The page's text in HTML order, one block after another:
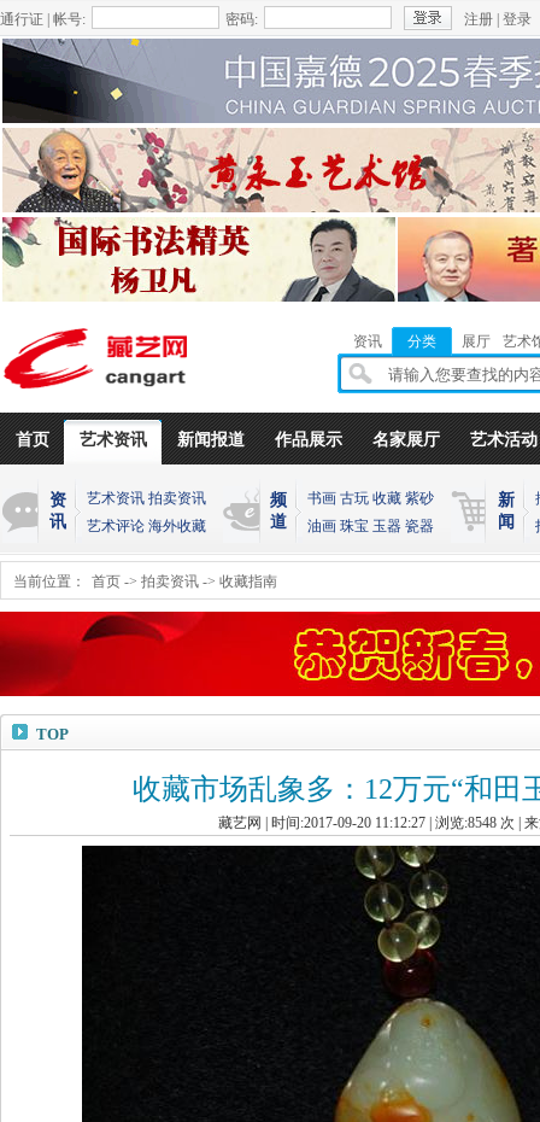
通行证 | 帐号: 密码: 注册 登录
资讯 分类 展厅 艺术
首页 艺术资讯 新闻报道 作品展示 名家展厅 艺术活动
资
讯
艺术资讯 拍卖资讯
艺术评论 海外收藏
频
道
书画 古玩 收藏 紫砂
油画 珠宝 玉器 瓷器
新
闻
当前位置： 首页 -> 拍卖资讯 -> 收藏指南
TOP
收藏市场乱象多：12万元“和田
藏艺网 | 时间:2017-09-20 11:12:27 | 浏览:8548 次 |